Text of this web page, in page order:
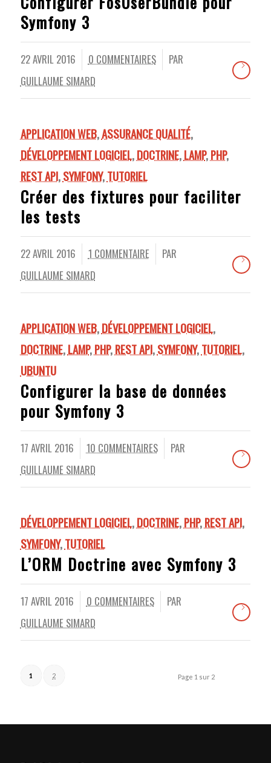
Symfony 3
22 AVRIL 2016 0 COMMENTAIRES
/
PAR
GUILLAUME SIMARD
APPLICATION WEB,ASSURANCE QUALITÉ,
DÉVELOPPEMENT LOGICIEL,DOCTRINE,LAMP,PHP,
REST API,SYMFONY,TUTORIEL
Créer des fixtures pour faciliter
les tests
22 AVRIL 2016 1 COMMENTAIRE
PAR
GUILLAUME SIMARD
APPLICATION WEB,DÉVELOPPEMENT LOGICIEL,
DOCTRINE,LAMP,PHP,REST API,SYMFONY,TUTORIEL,
UBUNTU
Configurer la base de données
pour Symfony 3
17 AVRIL 2016 10 COMMENTAIRES
/
PAR
GUILLAUME SIMARD
DÉVELOPPEMENT LOGICIEL,DOCTRINE,PHP,REST API,
SYMFONY,TUTORIEL
L’ORM Doctrine avec Symfony 3
17 AVRIL 2016 0 COMMENTAIRES
/
PAR
GUILLAUME SIMARD
Page 1 sur 2
1 2